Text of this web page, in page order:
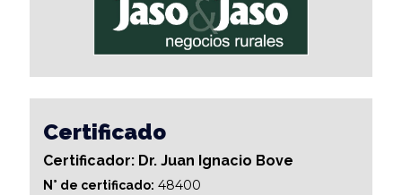
Certificado
Certificador: Dr. Juan Ignacio Bove
N° de certificado: 48400